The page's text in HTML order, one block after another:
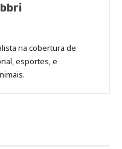
na cobertura de
esportes, e